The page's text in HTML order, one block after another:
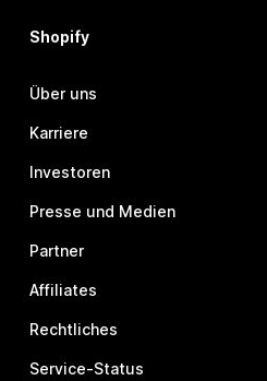
Shopify
Über uns
Karriere
Investoren
Presse und Medien
Partner
Affiliates
Rechtliches
Service-Status